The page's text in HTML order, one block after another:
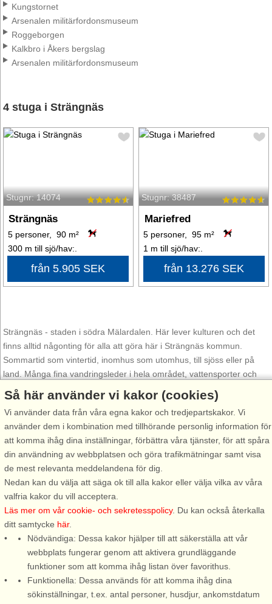
Kungstornet
Arsenalen militärfordonsmuseum
Roggeborgen
Kalkbro i Åkers bergslag
Arsenalen militärfordonsmuseum
4 stuga i Strängnäs
Stugnr: 14074
Strängnäs
5 personer, 90 m²
300 m till sjö/hav:.
från 5.905 SEK
Stugnr: 38487
Mariefred
5 personer, 95 m²
1 m till sjö/hav:.
från 13.276 SEK
Strängnäs - staden i södra Mälardalen. Här lever kulturen och det
finns alltid någonting för alla att göra här i Strängnäs kommun.
Sommartid som vintertid, inomhus som utomhus, till sjöss eller på
land. Många fina vandringsleder i hela området, vattensporter och
båtturer på Mälaren.
Vill du upptäcka och lära dig mer om Strängnäs? Boka en Greeter!
Strängnäs är unikt med sina greeters, vilka är lokalboenden som
gratis guidar er runt i Strängnäs och berättar sägner och delar med
sig av sina unika kunskaper om staden.
Majestätiskt tornar sig Strängnäs domkyrka mitt i staden, omgiven av
flera smala kullerstensbelagda gränder och gamla byggnader i
historisk miljö. Strängnäs domkyrka är den bäst bevarade medeltida
domkyrkan i Sverige och väl värd ett besök.
Omslutet av Mälarens vatten höjer sig Gripsholms slottstorn över
småstadsidyllen Mariefred. En magnifik syn när du närmar dig
Mariefred. Här flanerar du på den romantiska Slottsholmen vid
Gripsholmsviken eller möter de kungliga hjortarna i naturreservatet
Gripsholms hjorthage.
Så här använder vi kakor (cookies)
Vi använder data från våra egna kakor och tredjepartskakor. Vi
använder dem i kombination med tillhörande personlig information för
att komma ihåg dina inställningar, förbättra våra tjänster, för att spåra
din användning av webbplatsen och göra trafikmätningar samt visa
de mest relevanta meddelandena för dig.
Nedan kan du välja att säga ok till alla kakor eller välja vilka av våra
valfria kakor du vill acceptera.
Läs mer om vår cookie- och sekretesspolicy. Du kan också återkalla
ditt samtycke här.
Nödvändiga: Dessa kakor hjälper till att säkerställa att vår
webbplats fungerar genom att aktivera grundläggande
funktioner som att komma ihåg listan över favorithus.
Funktionella: Dessa används för att komma ihåg dina
sökinställningar, t.ex. antal personer, husdjur, ankomstdatum